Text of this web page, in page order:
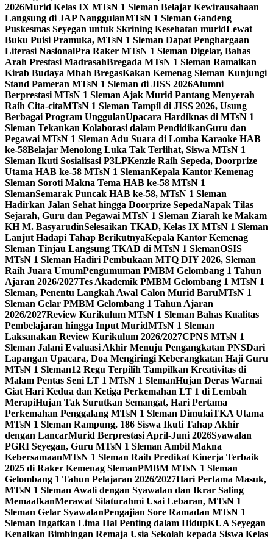
2026Murid Kelas IX MTsN 1 Sleman Belajar Kewirausahaan
Langsung di JAP NanggulanMTsN 1 Sleman Gandeng
Puskesmas Seyegan untuk Skrining Kesehatan muridLewat
Buku Puisi Pramuka, MTsN 1 Sleman Dapat Penghargaan
Literasi NasionalPra Raker MTsN 1 Sleman Digelar, Bahas
Arah Prestasi MadrasahBregada MTsN 1 Sleman Ramaikan
Kirab Budaya Mbah BregasKakan Kemenag Sleman Kunjungi
Stand Pameran MTsN 1 Sleman di JISS 2026Alumni
Berprestasi MTsN 1 Sleman Ajak Murid Pantang Menyerah
Raih Cita-citaMTsN 1 Sleman Tampil di JISS 2026, Usung
Berbagai Program UnggulanUpacara Hardiknas di MTsN 1
Sleman Tekankan Kolaborasi dalam PendidikanGuru dan
Pegawai MTsN 1 Sleman Adu Suara di Lomba Karaoke HAB
ke-58Belajar Menolong Luka Tak Terlihat, Siswa MTsN 1
Sleman Ikuti Sosialisasi P3LPKenzie Raih Sepeda, Doorprize
Utama HAB ke-58 MTsN 1 SlemanKepala Kantor Kemenag
Sleman Soroti Makna Tema HAB ke-58 MTsN 1
SlemanSemarak Puncak HAB ke-58, MTsN 1 Sleman
Hadirkan Jalan Sehat hingga Doorprize SepedaNapak Tilas
Sejarah, Guru dan Pegawai MTsN 1 Sleman Ziarah ke Makam
KH M. BasyarudinSelesaikan TKAD, Kelas IX MTsN 1 Sleman
Lanjut Hadapi Tahap BerikutnyaKepala Kantor Kemenag
Sleman Tinjau Langsung TKAD di MTsN 1 SlemanOSIS
MTsN 1 Sleman Hadiri Pembukaan MTQ DIY 2026, Sleman
Raih Juara UmumPengumuman PMBM Gelombang 1 Tahun
Ajaran 2026/2027Tes Akademik PMBM Gelombang 1 MTsN 1
Sleman, Penentu Langkah Awal Calon Murid BaruMTsN 1
Sleman Gelar PMBM Gelombang 1 Tahun Ajaran
2026/2027Review Kurikulum MTsN 1 Sleman Bahas Kualitas
Pembelajaran hingga Input MuridMTsN 1 Sleman
Laksanakan Review Kurikulum 2026/2027CPNS MTsN 1
Sleman Jalani Evaluasi Akhir Menuju Pengangkatan PNSDari
Lapangan Upacara, Doa Mengiringi Keberangkatan Haji Guru
MTsN 1 Sleman12 Regu Terpilih Tampilkan Kreativitas di
Malam Pentas Seni LT 1 MTsN 1 SlemanHujan Deras Warnai
Giat Hari Kedua dan Ketiga Perkemahan LT 1 di Lembah
MerapiHujan Tak Surutkan Semangat, Hari Pertama
Perkemahan Penggalang MTsN 1 Sleman DimulaiTKA Utama
MTsN 1 Sleman Rampung, 186 Siswa Ikuti Tahap Akhir
dengan LancarMurid Berprestasi April-Juni 2026Syawalan
PGRI Seyegan, Guru MTsN 1 Sleman Ambil Makna
KebersamaanMTsN 1 Sleman Raih Predikat Kinerja Terbaik
2025 di Raker Kemenag SlemanPMBM MTsN 1 Sleman
Gelombang 1 Tahun Pelajaran 2026/2027Hari Pertama Masuk,
MTsN 1 Sleman Awali dengan Syawalan dan Ikrar Saling
MemaafkanMerawat Silaturahmi Usai Lebaran, MTsN 1
Sleman Gelar SyawalanPengajian Sore Ramadan MTsN 1
Sleman Ingatkan Lima Hal Penting dalam HidupKUA Seyegan
Kenalkan Bimbingan Remaja Usia Sekolah kepada Siswa Kelas